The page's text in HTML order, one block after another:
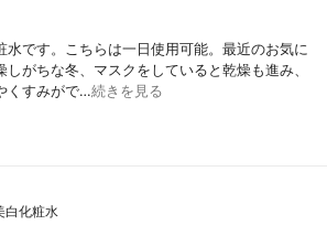
水です。こちらは一日使用可能。最近のお気に
しがちな冬、マスクをしていると乾燥も進み、
くすみがで…続きを見る
白化粧水